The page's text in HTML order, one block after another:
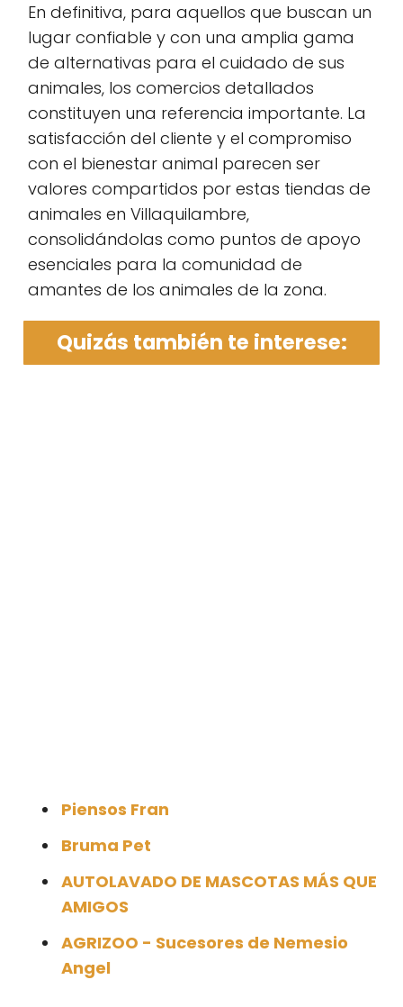
En definitiva, para aquellos que buscan un
lugar confiable y con una amplia gama
de alternativas para el cuidado de sus
animales, los comercios detallados
constituyen una referencia importante. La
satisfacción del cliente y el compromiso
con el bienestar animal parecen ser
valores compartidos por estas tiendas de
animales en Villaquilambre,
consolidándolas como puntos de apoyo
esenciales para la comunidad de
amantes de los animales de la zona.
Quizás también te interese:
Piensos Fran
Bruma Pet
AUTOLAVADO DE MASCOTAS MÁS QUE
AMIGOS
AGRIZOO - Sucesores de Nemesio
Angel